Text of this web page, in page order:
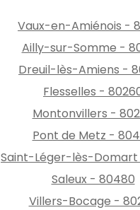
Vaux-en-Amiénois -
Ailly-sur-Somme -
Dreuil-lès-Amiens -
Flesselles -
Montonvillers -
Pont de Metz -
Saint-Léger-lès-
Saleux - 80480
Villers-Bocage -